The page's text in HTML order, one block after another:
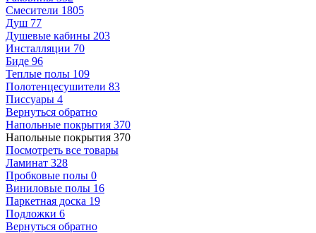
Смесители 1805
Душ 77
Душевые кабины 203
Инсталляции 70
Биде 96
Теплые полы 109
Полотенцесушители 83
Писсуары 4
Вернуться обратно
Напольные покрытия 370
Напольные покрытия 370
Посмотреть все товары
Ламинат 328
Пробковые полы 0
Виниловые полы 16
Паркетная доска 19
Подложки 6
Вернуться обратно